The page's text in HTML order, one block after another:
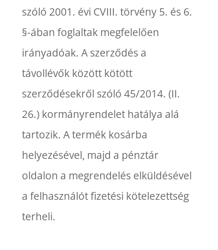
szóló 2001. évi CVIII. törvény 5. és 6.
§-ában foglaltak megfelelően
irányadóak. A szerződés a
távollévők között kötött
szerződésekről szóló 45/2014. (II.
26.) kormányrendelet hatálya alá
tartozik. A termék kosárba
helyezésével, majd a pénztár
oldalon a megrendelés elküldésével
a felhasználót fizetési kötelezettség
terheli.